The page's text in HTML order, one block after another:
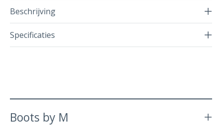
Beschrijving
Specificaties
Boots by M